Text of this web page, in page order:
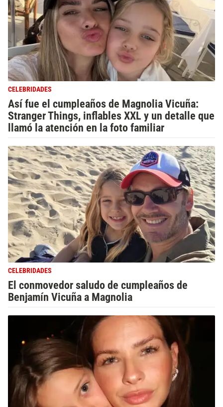
CELEBRIDADES
Así fue el cumpleaños de Magnolia Vicuña:
Stranger Things, inflables XXL y un detalle que
llamó la atención en la foto familiar
CELEBRIDADES
El conmovedor saludo de cumpleaños de
Benjamín Vicuña a Magnolia